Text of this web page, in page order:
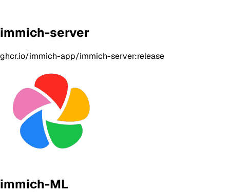
immich-server
ghcr.io/immich-app/immich-server:release
immich-ML